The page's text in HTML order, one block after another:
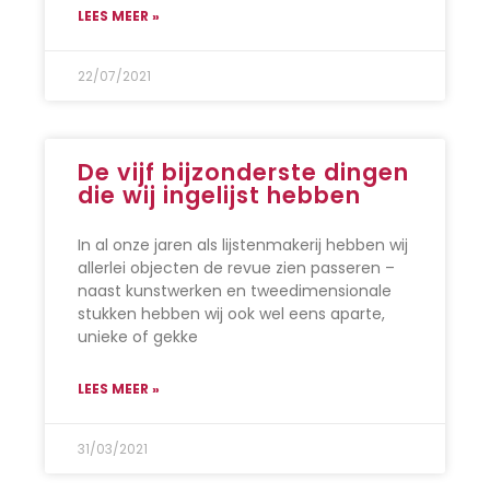
LEES MEER »
22/07/2021
De vijf bijzonderste dingen
die wij ingelijst hebben
In al onze jaren als lijstenmakerij hebben wij
allerlei objecten de revue zien passeren –
naast kunstwerken en tweedimensionale
stukken hebben wij ook wel eens aparte,
unieke of gekke
LEES MEER »
31/03/2021